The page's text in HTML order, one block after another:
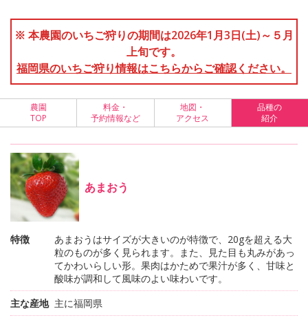
※ 本農園のいちご狩りの期間は2026年1月3日(土)～５月
上旬です。
福岡県のいちご狩り情報はこちらからご確認ください。
農園
TOP
料金・
予約情報など
地図・
アクセス
品種の
紹介
あまおう
特徴
あまおうはサイズが大きいのが特徴で、20gを超える大
粒のものが多く見られます。また、見た目も丸みがあっ
てかわいらしい形。果肉はかためで果汁が多く、甘味と
酸味が調和して風味のよい味わいです。
主な産地 主に福岡県